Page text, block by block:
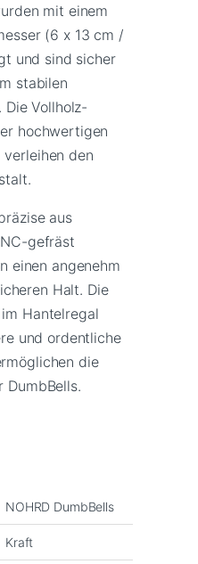
mit einem
(6 x 13 cm /
und sind sicher
stabilen
Vollholz-
hochwertigen
verleihen den
aus
gefräst
einen angenehm
Halt. Die
Hantelregal
und ordentliche
die
DumbBells.
NOHRD DumbBells
Kraft